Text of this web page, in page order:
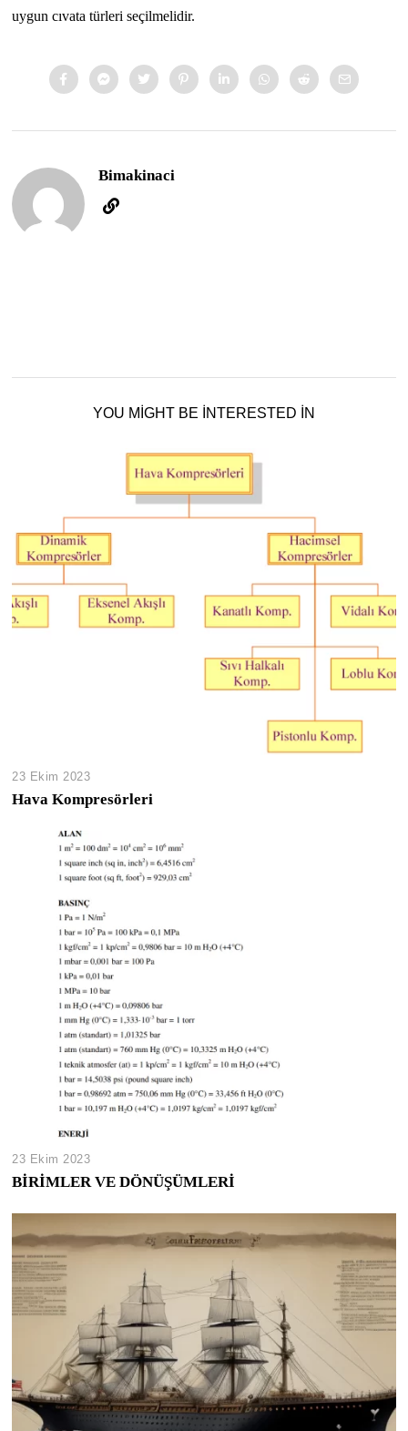
uygun cıvata türleri seçilmelidir.
Bimakinaci
YOU MIGHT BE INTERESTED IN
23 Ekim 2023
Hava Kompresörleri
23 Ekim 2023
BİRİMLER VE DÖNÜŞÜMLERİ